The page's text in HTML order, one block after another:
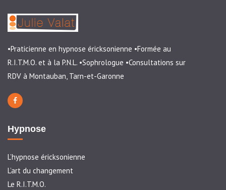
•Praticienne en hypnose éricksonienne •Formée au
R.I.T.M.O. et à la P.N.L. •Sophrologue •Consultations sur
RDV à Montauban, Tarn-et-Garonne
Hypnose
L’hypnose éricksonienne
L’art du changement
Le R.I.T.M.O.